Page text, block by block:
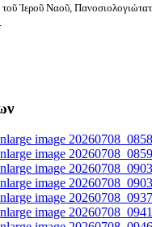
Ἱεροῦ Ναοῦ,